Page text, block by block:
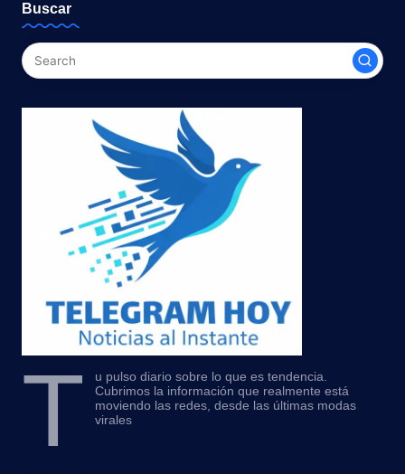
n
t
e
Buscar
T
u pulso diario sobre lo que es tendencia.
Cubrimos la información que realmente está
moviendo las redes, desde las últimas modas
virales